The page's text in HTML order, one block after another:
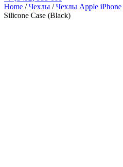
Home /Чехлы /Чехлы Apple iPhone
Silicone Case (Black)